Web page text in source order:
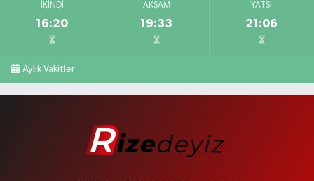
İKINDI
16:20
AKŞAM
19:33
YATSI
21:06
Aylık Vakitler